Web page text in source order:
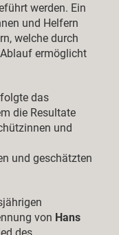
werden. Ein
und Helfern
welche durch
ermöglicht
das
die Resultate
und
und geschätzten
von Hans
des